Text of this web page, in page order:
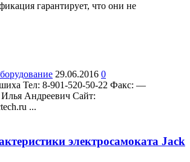
гарантирует, что они не
29.06.2016 0
Teл: 8-901-520-50-22 Факс: —
Андреевич Сайт:
...
электросамоката Jack